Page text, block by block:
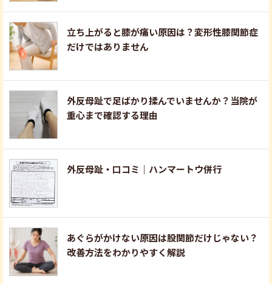
立ち上がると膝が痛い原因は？変形性膝関節症
だけではありません
外反母趾で足ばかり揉んでいませんか？当院が
重心まで確認する理由
外反母趾・口コミ｜ハンマートウ併行
あぐらがかけない原因は股関節だけじゃない？
改善方法をわかりやすく解説